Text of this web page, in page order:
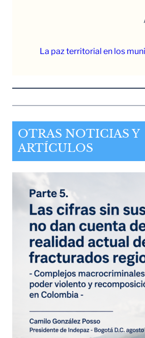
La paz territorial en los
OTRAS NOTICIAS Y
ARTÍCULOS